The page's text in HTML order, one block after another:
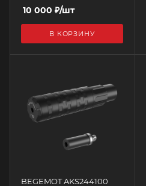
10 000 ₽/шт
В КОРЗИНУ
BEGEMOT AKS244100